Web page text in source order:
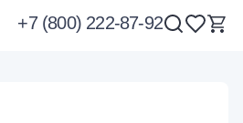
+7 (800) 222-87-92